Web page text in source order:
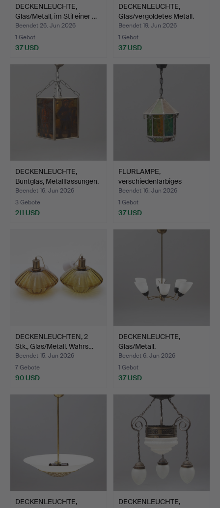
DECKENLEUCHTE,
Glas/Metall, im Stil einer …
Beendet 26. Jun 2026
1 Gebot
37 USD
DECKENLEUCHTE,
Glas/vergoldetes Metall.
Beendet 19. Jun 2026
1 Gebot
37 USD
DECKENLEUCHTE,
Buntglas, Metallfassungen.
Beendet 16. Jun 2026
3 Gebote
211 USD
FLURLAMPE,
verschiedenfarbiges
Glas/Metall.
Beendet 16. Jun 2026
1 Gebot
37 USD
DECKENLEUCHTEN, 2
Stk., Glas/Metall. Wahrs…
Beendet 15. Jun 2026
7 Gebote
90 USD
DECKENLEUCHTE,
Glas/Metall.
Beendet 6. Jun 2026
1 Gebot
37 USD
DECKENLEUCHTE,
DECKENLEUCHTE,